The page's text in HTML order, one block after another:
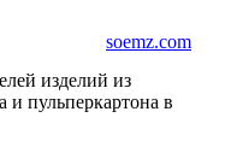
soemz.com
изделий из
пульперкартона в